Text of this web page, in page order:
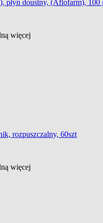
płyn doustny, (Aflofarm), 100
więcej
rozpuszczalny, 60szt
więcej